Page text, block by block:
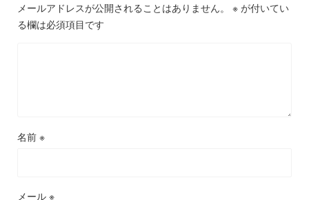
メールアドレスが公開されることはありません。 ※ が付いてい
る欄は必須項目です
名前 ※
メール ※